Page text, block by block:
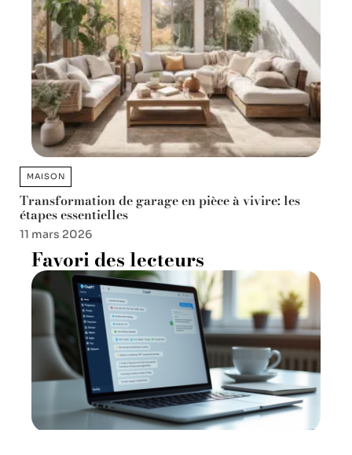
MAISON
Transformation de garage en pièce à vivire: les
étapes essentielles
11 mars 2026
Favori des lecteurs